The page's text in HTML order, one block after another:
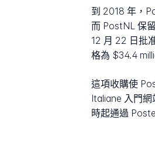
到 2018 年，
而 PostNL 保
12 月 22 日批
格為 $34.4
這項收購使
Italiane 入門
時起通過